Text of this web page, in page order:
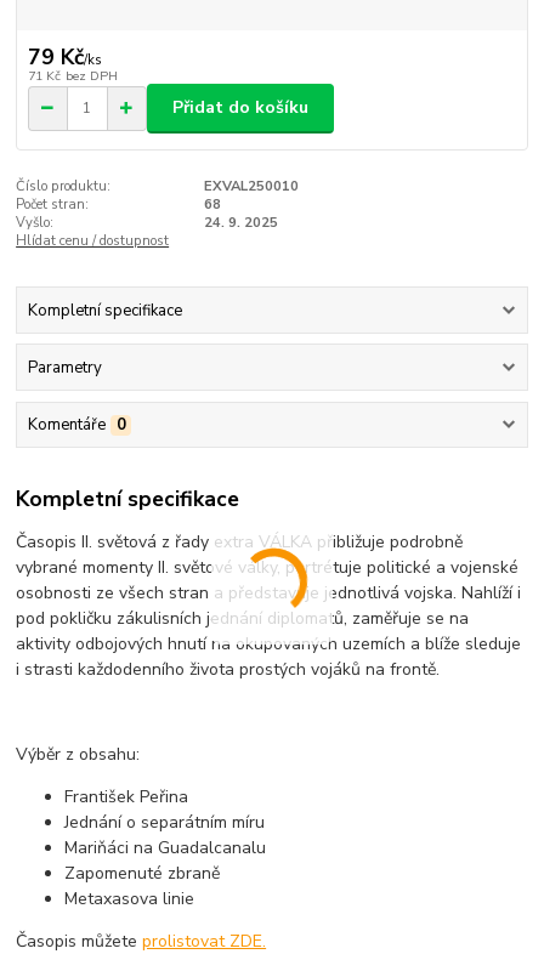
79 Kč/ks
71 Kč bez DPH
Přidat do košíku
Číslo produktu:
EXVAL250010
Počet stran:
68
Vyšlo:
24. 9. 2025
Hlídat cenu / dostupnost
Kompletní specifikace
Parametry
Komentáře 0
Kompletní specifikace
Časopis II. světová z řady extra VÁLKA přibližuje podrobně
vybrané momenty II. světové války, portrétuje politické a vojenské
osobnosti ze všech stran a představuje jednotlivá vojska. Nahlíží i
pod pokličku zákulisních jednání diplomatů, zaměřuje se na
aktivity odbojových hnutí na okupovaných uzemích a blíže sleduje
i strasti každodenního života prostých vojáků na frontě.
Výběr z obsahu:
František Peřina
Jednání o separátním míru
Mariňáci na Guadalcanalu
Zapomenuté zbraně
Metaxasova linie
Časopis můžeteprolistovat ZDE.